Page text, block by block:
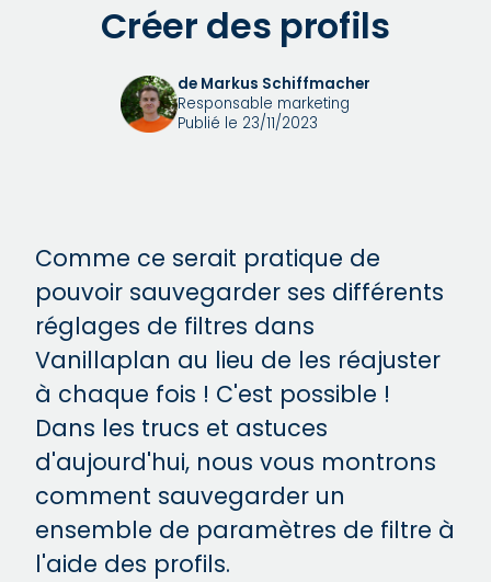
Créer des profils
de Markus Schiffmacher
Responsable marketing
Publié le 23/11/2023
Comme ce serait pratique de
pouvoir sauvegarder ses différents
réglages de filtres dans
Vanillaplan au lieu de les réajuster
à chaque fois ! C'est possible !
Dans les trucs et astuces
d'aujourd'hui, nous vous montrons
comment sauvegarder un
ensemble de paramètres de filtre à
l'aide des profils.